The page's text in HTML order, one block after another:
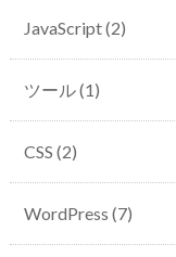
JavaScript(2)
ツール(1)
CSS (2)
WordPress (7)